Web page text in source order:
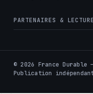
PARTENAIRES &
©2026 France Durable
Publication